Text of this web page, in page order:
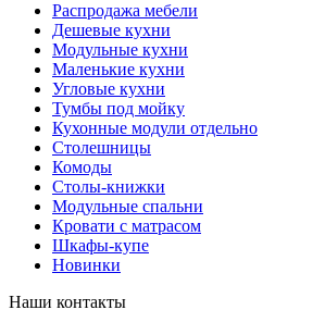
Распродажа мебели
Дешевые кухни
Модульные кухни
Маленькие кухни
Угловые кухни
Тумбы под мойку
Кухонные модули отдельно
Столешницы
Комоды
Столы-книжки
Модульные спальни
Кровати с матрасом
Шкафы-купе
Новинки
Наши контакты